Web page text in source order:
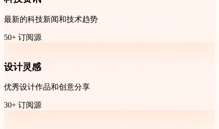
最新的科技新闻和技术趋势
50+ 订阅源
设计灵感
优秀设计作品和创意分享
30+ 订阅源